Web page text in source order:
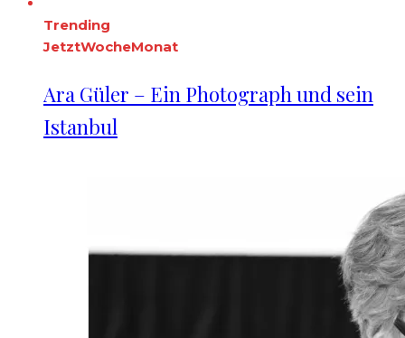
Trending
JetztWocheMonat
Ara Güler – Ein Photograph und sein
Istanbul